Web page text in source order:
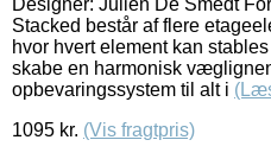
Stacked består af flere
hvor hvert element kan
skabe en harmonisk
opbevaringssystem til alt i
1095 kr. (Vis fragtpris)